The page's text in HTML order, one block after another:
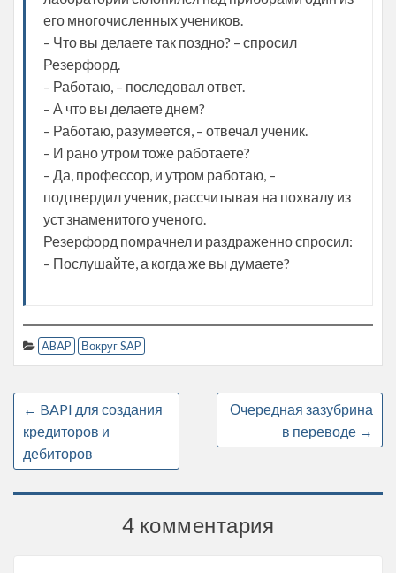
его многочисленных учеников.
– Что вы делаете так поздно? – спросил
Резерфорд.
– Работаю, – последовал ответ.
– А что вы делаете днем?
– Работаю, разумеется, – отвечал ученик.
– И рано утром тоже работаете?
– Да, профессор, и утром работаю, –
подтвердил ученик, рассчитывая на похвалу из
уст знаменитого ученого.
Резерфорд помрачнел и раздраженно спросил:
– Послушайте, а когда же вы думаете?
ABAP Вокруг SAP
← BAPI для создания
кредиторов и
дебиторов
Очередная зазубрина
в переводе →
4 комментария